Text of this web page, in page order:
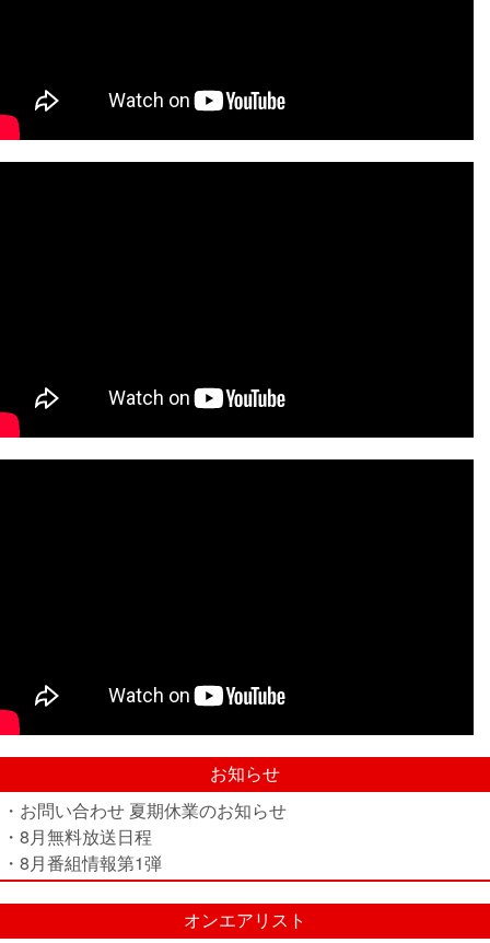
お知らせ
・お問い合わせ 夏期休業のお知らせ
・8月無料放送日程
・8月番組情報第1弾
オンエアリスト